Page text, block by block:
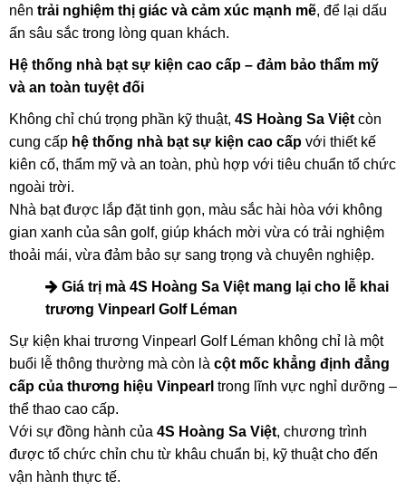
nên trải nghiệm thị giác và cảm xúc mạnh mẽ, để lại dấu
ấn sâu sắc trong lòng quan khách.
Hệ thống nhà bạt sự kiện cao cấp – đảm bảo thẩm mỹ
và an toàn tuyệt đối
Không chỉ chú trọng phần kỹ thuật, 4S Hoàng Sa Việt còn
cung cấp hệ thống nhà bạt sự kiện cao cấp với thiết kế
kiên cố, thẩm mỹ và an toàn, phù hợp với tiêu chuẩn tổ chức
ngoài trời.
Nhà bạt được lắp đặt tinh gọn, màu sắc hài hòa với không
gian xanh của sân golf, giúp khách mời vừa có trải nghiệm
thoải mái, vừa đảm bảo sự sang trọng và chuyên nghiệp.
Giá trị mà 4S Hoàng Sa Việt mang lại cho lễ khai
trương Vinpearl Golf Léman
Sự kiện khai trương Vinpearl Golf Léman không chỉ là một
buổi lễ thông thường mà còn là cột mốc khẳng định đẳng
cấp của thương hiệu Vinpearl trong lĩnh vực nghỉ dưỡng –
thể thao cao cấp.
Với sự đồng hành của 4S Hoàng Sa Việt, chương trình
được tổ chức chỉn chu từ khâu chuẩn bị, kỹ thuật cho đến
vận hành thực tế.